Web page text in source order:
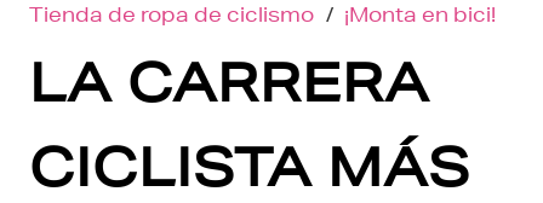
Tienda de ropa de ciclismo / ¡Monta en bici!
LA CARRERA
CICLISTA MÁS